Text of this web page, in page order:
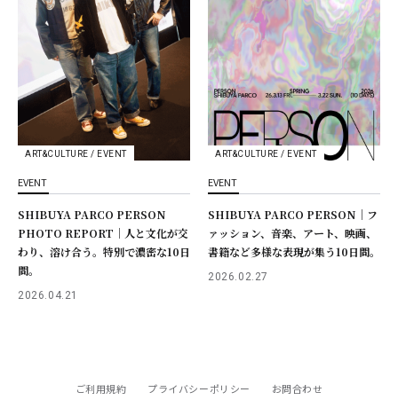
ART&CULTURE / EVENT
EVENT
SHIBUYA PARCO PERSON
PHOTO REPORT｜人と文化が交
わり、溶け合う。特別で濃密な10日
間。
2026.04.21
ART&CULTURE / EVENT
EVENT
SHIBUYA PARCO PERSON｜フ
ァッション、音楽、アート、映画、
書籍など多様な表現が集う10日間。
2026.02.27
ご利用規約 プライバシーポリシー お問合わせ